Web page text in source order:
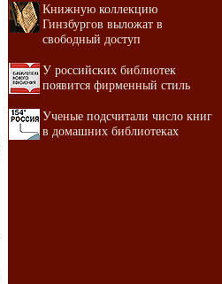
Книжную коллекцию
Гинзбургов выложат в
свободный доступ
У российских библиотек
появится фирменный стиль
Ученые подсчитали число книг
в домашних библиотеках